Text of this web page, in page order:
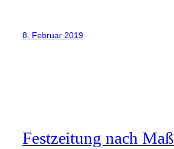
8. Februar 2019
Festzeitung nach Maß